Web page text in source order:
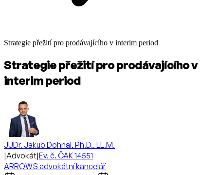
Strategie přežití pro prodávajícího v interim period
Strategie přežití pro prodávajícího v
interim period
JUDr. Jakub Dohnal, Ph.D., LL.M.
|Advokát|Ev. č. ČAK 14551
ARROWS advokátní kancelář